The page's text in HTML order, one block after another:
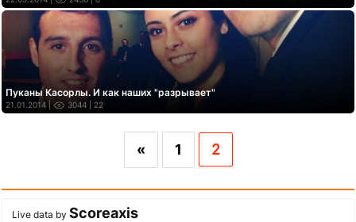
Пуканы Касорлы. И как наших "разрывает"
21.01.2014 | 3044 | 22
« 1 2
Live data by Scoreaxis